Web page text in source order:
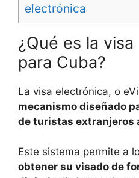
electrónica
¿Qué es la
para Cuba?
La visa electrónica, o
mecanismo diseñado
de turistas extranjeros
Este sistema permite a
obtener su visado de